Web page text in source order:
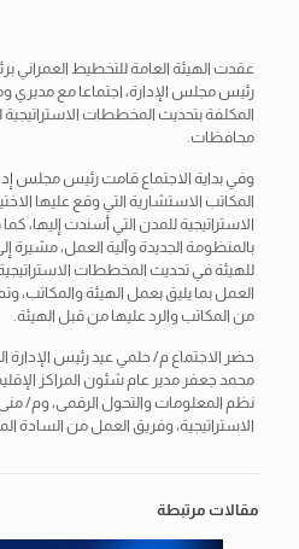
عقدت الهيئة العامة للتخطيط العمراني
رئيس مجلس الإدارة، اجتماعا مع مديري
محافظات.
وفي بداية الاجتماع قامت رئيس مجلس
المكاتب الاستشارية التي وقع عليها
الاستراتيجية للمدن التي أسندت إليها،
بالمنظومة الجديدة وآلية العمل، مشيرة
للهيئة في تحديث المخططات
العمل بما يليق بعمل الهيئة والمكاتب،
من المكاتب والرد عليها من قبل الهيئة.
حضر الاجتماع م/ حلمي عيد رئيس الإدارة
محمد جعفر مدير عام شئون المراكز
نظم المعلومات والتحول الرقمى، وم/ منى
الاستراتيجية، وفريق العمل من السادة
مقالات مرتبطة